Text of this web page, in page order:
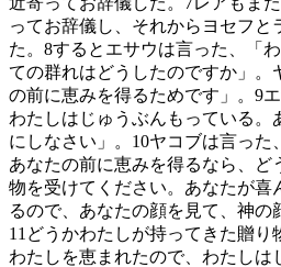
ってお辞儀し、それからヨセフと
た。 8するとエサウは言った、「
ての群れはどうしたのですか」。
の前に恵みを得るためです」。 9
わたしはじゅうぶんもっている。
にしなさい」。 10ヤコブは言った
あなたの前に恵みを得るなら、ど
物を受けてください。あなたが喜
るので、あなたの顔を見て、神の
11 どうかわたしが持ってきた贈
わたしを恵まれたので、わたしは